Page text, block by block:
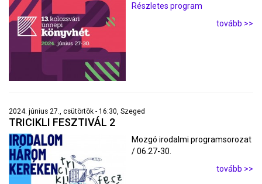
Részletes program
tovább >>
2024. június 27., csütörtök - 16:30, Szeged
TRICIKLI FESZTIVÁL 2
Mozgó irodalmi programsorozat
/ 06.27-30.
tovább >>